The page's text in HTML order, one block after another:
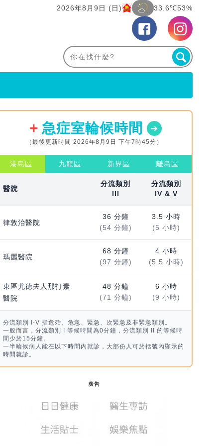
2026年8月9日 (日) 33.6℃53%
急症室輪候時間
（最後更新時間 2026年8月9日 下午7時45分）
港島區 九龍區 新界區 離島區
醫院
分流類別
III
分流類別
IV & V
律敦治醫院
36 分鐘
(54 分鐘)
3.5 小時
(5 小時)
瑪麗醫院
68 分鐘
(97 分鐘)
4 小時
(5.5 小時)
東區尤德夫人那打素
醫院
48 分鐘
(71 分鐘)
6 小時
(9 小時)
分流類別 I-V 指危殆、危急、緊急、次緊急及非緊急類別。
一般而言，分流類別 I 等候時間為0分鐘，分流類別 II 的等候時
間少於15分鐘。
一半輪候病人能在以下時間內就診，大部份人可於括號內顯示的
時間就診。
廣告